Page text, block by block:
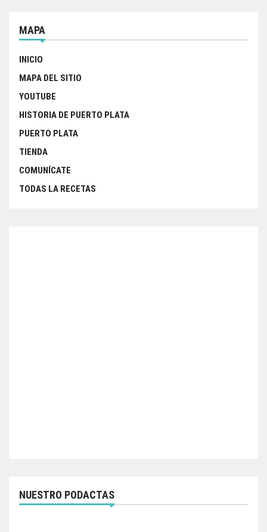
MAPA
INICIO
MAPA DEL SITIO
YOUTUBE
HISTORIA DE PUERTO PLATA
PUERTO PLATA
TIENDA
COMUNÍCATE
TODAS LA RECETAS
NUESTRO PODACTAS